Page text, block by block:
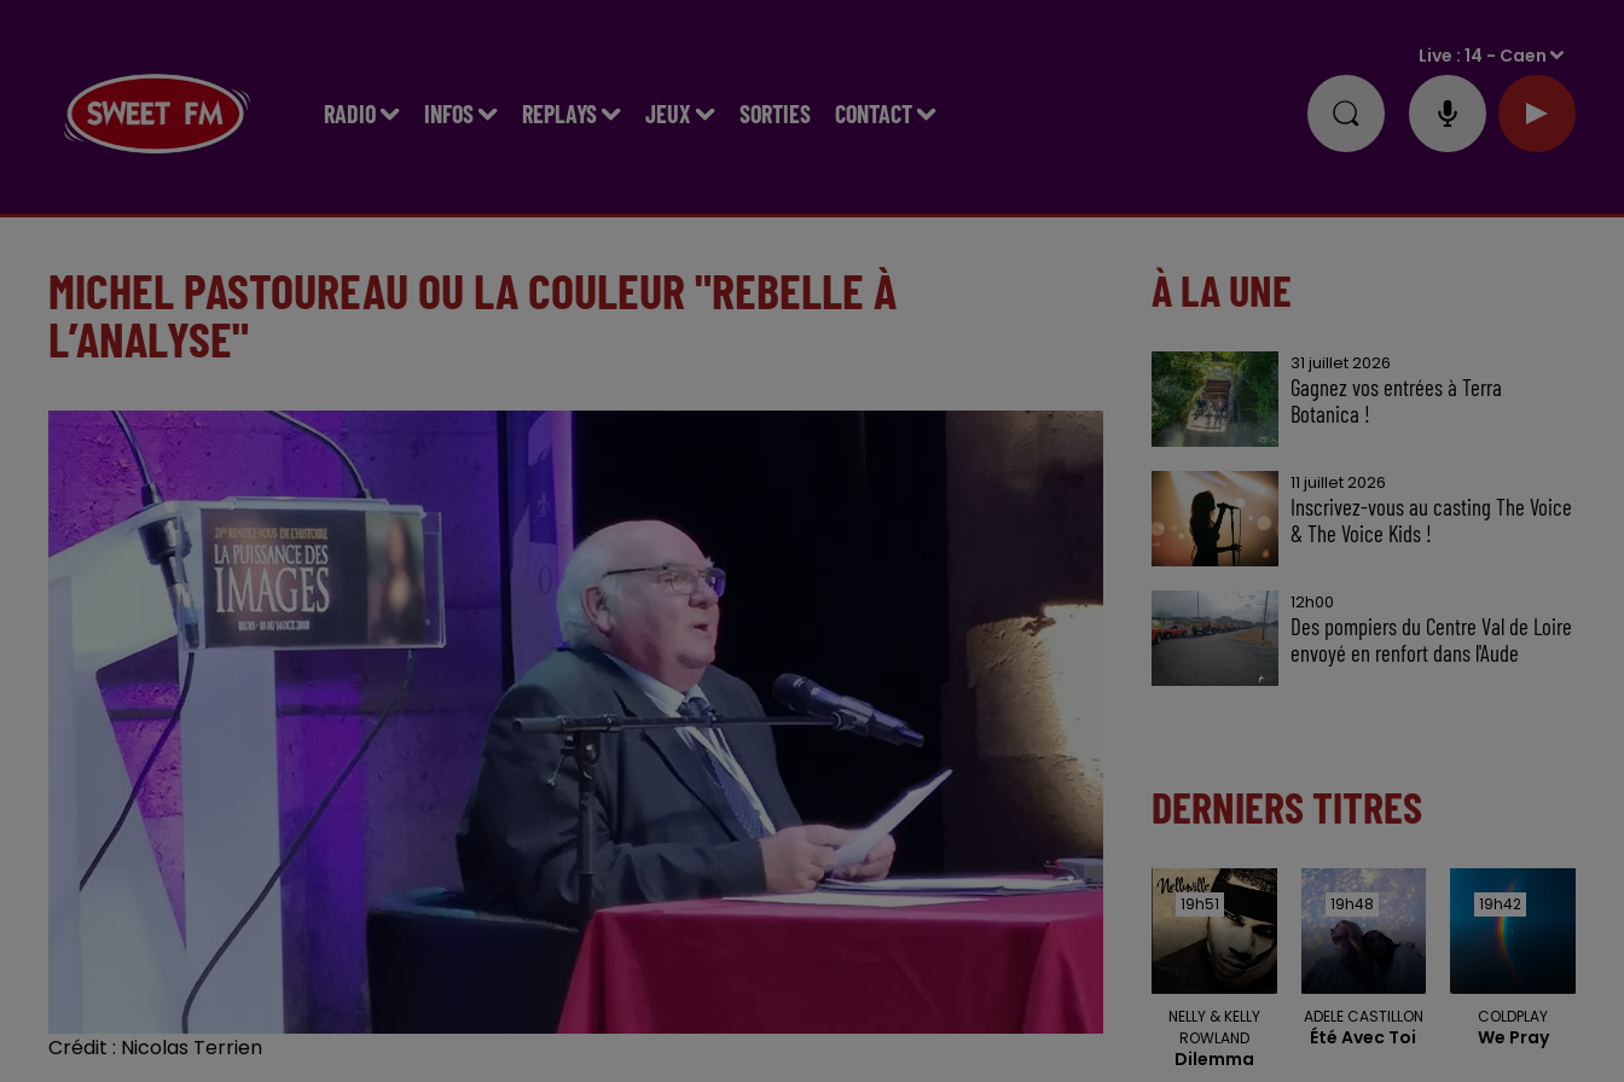
RADIO INFOS REPLAYS JEUX SORTIES CONTACT
Live :14 - Caen
MICHEL PASTOUREAU OU LA COULEUR "REBELLE À
L’ANALYSE"
Crédit : Nicolas Terrien
À LA UNE
31 juillet 2026
Gagnez vos entrées à Terra
Botanica !
11 juillet 2026
Inscrivez-vous au casting The Voice
& The Voice Kids !
12h00
Des pompiers du Centre Val de Loire
envoyé en renfort dans l'Aude
DERNIERS TITRES
19h51
19h51
NELLY & KELLY
ROWLAND
Dilemma
19h48
19h48
ADELE CASTILLON
Été Avec Toi
19h42
19h42
COLDPLAY
We Pray